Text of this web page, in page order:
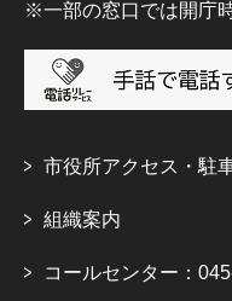
※一部の窓口では開庁
市役所アクセス・駐
組織案内
コールセンター：